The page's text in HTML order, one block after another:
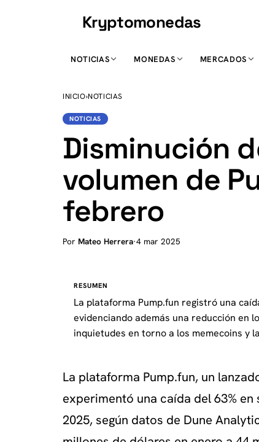
Kryptomonedas
NOTICIAS MONEDAS MERCADOS
INICIO›NOTICIAS
NOTICIAS
Disminución
volumen de
febrero
Por Mateo Herrera·4 mar 2025
RESUMEN
La plataforma Pump.fun registró una
evidenciando además una reducción en
inquietudes en torno a los memecoins y
La plataforma Pump.fun, un
experimentó una caída del 63%
2025, según datos de Dune